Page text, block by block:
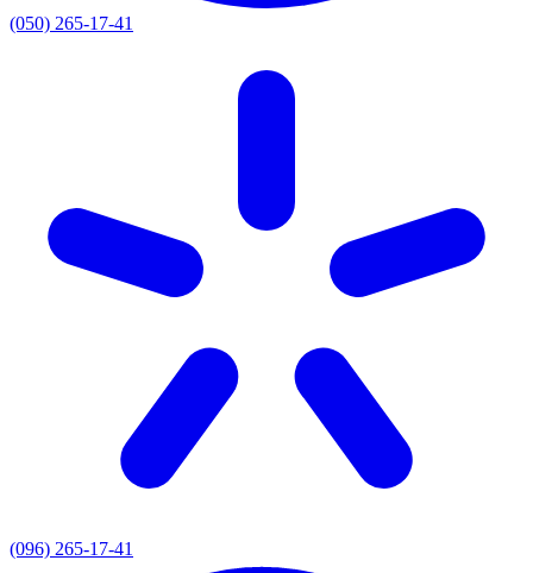
(050) 265-17-41
(096) 265-17-41